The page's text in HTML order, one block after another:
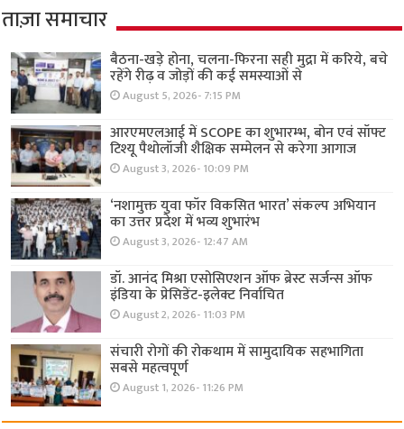
ताज़ा समाचार
बैठना-खड़े होना, चलना-फिरना सही मुद्रा में करिये, बचे
रहेंगे रीढ़ व जोड़ों की कई समस्याओं से
August 5, 2026- 7:15 PM
आरएमएलआई में SCOPE का शुभारम्भ, बोन एवं सॉफ्ट
टिश्यू पैथोलॉजी शैक्षिक सम्मेलन से करेगा आगाज
August 3, 2026- 10:09 PM
‘नशामुक्त युवा फॉर विकसित भारत’ संकल्प अभियान
का उत्तर प्रदेश में भव्य शुभारंभ
August 3, 2026- 12:47 AM
डॉ. आनंद मिश्रा एसोसिएशन ऑफ ब्रेस्ट सर्जन्स ऑफ
इंडिया के प्रेसिडेंट-इलेक्ट निर्वाचित
August 2, 2026- 11:03 PM
संचारी रोगों की रोकथाम में सामुदायिक सहभागिता
सबसे महत्वपूर्ण
August 1, 2026- 11:26 PM